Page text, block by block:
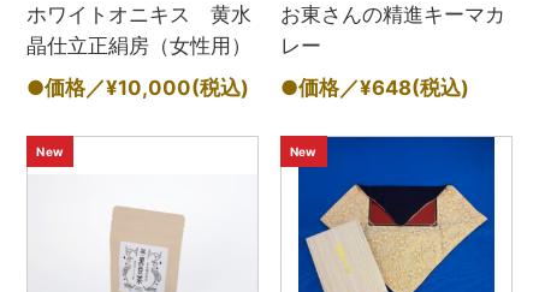
ホワイトオニキス 黄水
晶仕立正絹房（女性用）
●価格／¥10,000(税込)
お東さんの精進キーマカ
レー
●価格／¥648(税込)
New New